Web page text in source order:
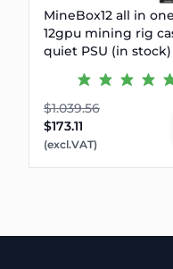
MineBox12 all in one
12gpu mining rig
quiet PSU (in stock)
$1.039.56
$173.11
(excl.VAT)